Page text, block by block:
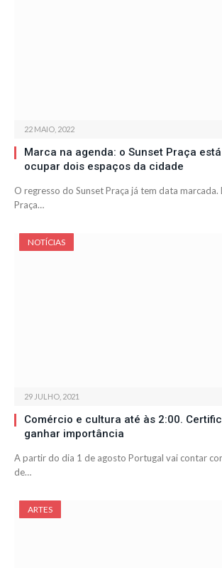
22 MAIO, 2022
Marca na agenda: o Sunset Praça
ocupar dois espaços da cidade
O regresso do Sunset Praça já tem data marcada.
Praça…
NOTÍCIAS
29 JULHO, 2021
Comércio e cultura até às 2:00.
ganhar importância
A partir do dia 1 de agosto Portugal vai contar
de…
ARTES